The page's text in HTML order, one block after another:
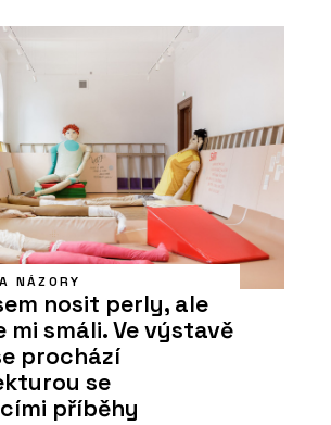
NÁZORY
nosit perly, ale
mi smáli. Ve výstavě
prochází
se
příběhy